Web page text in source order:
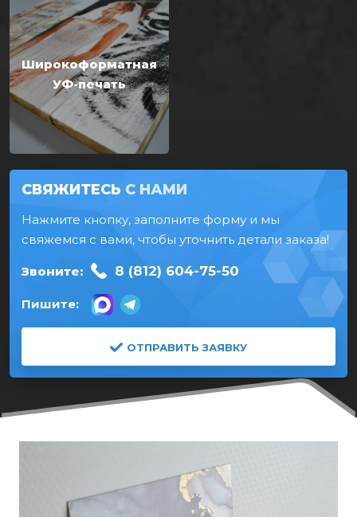
Широкоформатная
УФ-печать
СВЯЖИТЕСЬ С НАМИ
Нажмите кнопку, заполните форму и мы
свяжемся с вами, чтобы уточнить детали заказа!
Звоните: 8 (812) 604-75-50
Пишите:
ОТПРАВИТЬ ЗАЯВКУ